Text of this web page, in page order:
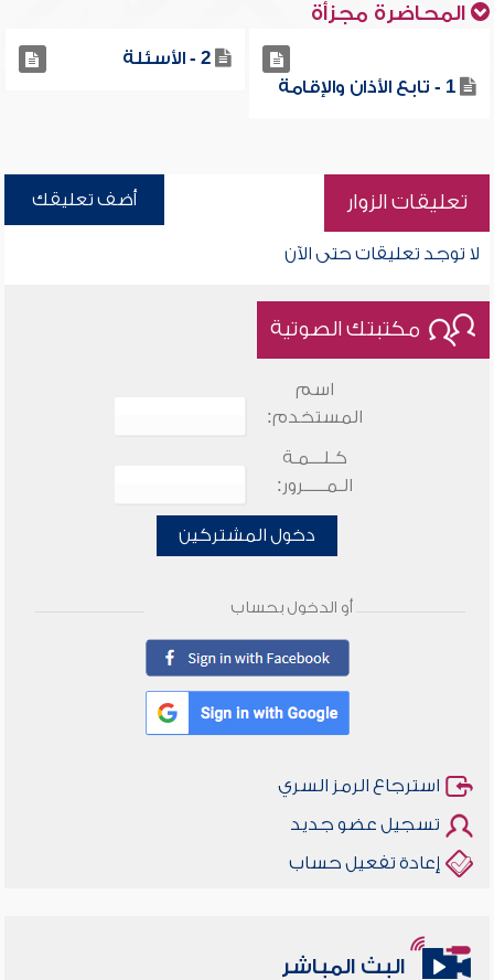
المحاضرة مجزأة
1 - تابع الأذان والإقامة
2 - الأسئلة
تعليقات الزوار أضف تعليقك
لا توجد تعليقات حتى الآن
مكتبتك الصوتية
اسم
المستخدم:
كـلـــمـة
الـمـــــرور:
دخول المشتركين
أو الدخول بحساب
استرجاع الرمز السري
تسجيل عضو جديد
إعادة تفعيل حساب
البث المباشر